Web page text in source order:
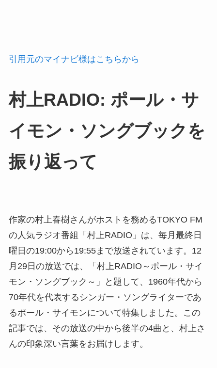
引用元のマイナビ様はこちらから
村上RADIO: ポール・サ
イモン・ソングブックを
振り返って
作家の村上春樹さんがホストを務めるTOKYO FM
の人気ラジオ番組「村上RADIO」は、毎月最終日
曜日の19:00から19:55まで放送されています。12
月29日の放送では、「村上RADIO～ポール・サイ
モン・ソングブック～」と題して、1960年代から
70年代を代表するシンガー・ソングライターであ
るポール・サイモンについて特集しました。この
記事では、その放送の中から後半の4曲と、村上さ
んの印象深い言葉をお届けします。